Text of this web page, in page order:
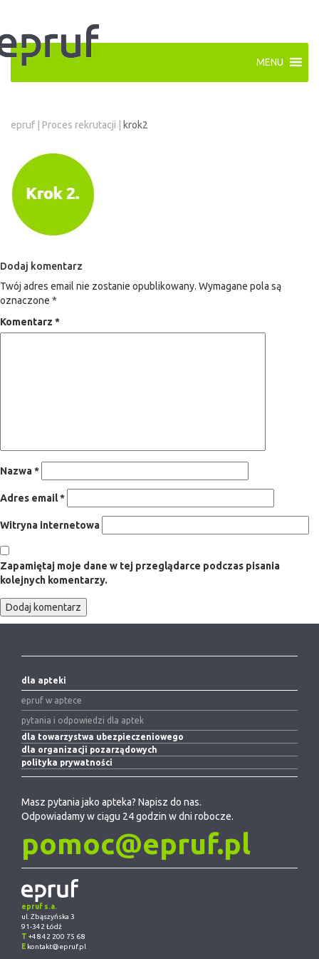
MENU
epruf Proces rekrutacji krok2
Dodaj komentarz
Twój adres email nie zostanie opublikowany. Wymagane pola są
oznaczone *
Komentarz *
Nazwa*
Adres email*
Witryna internetowa
Zapamiętaj moje dane w tej przeglądarce podczas pisania
kolejnych komentarzy.
dla apteki
epruf w aptece
pytania i odpowiedzi dla aptek
dla towarzystwa ubezpieczeniowego
dla organizacji pozarządowych
polityka prywatności
Masz pytania jako apteka? Napisz do nas.
Odpowiadamy w ciągu 24 godzin w dni robocze.
pomoc@epruf.pl
epruf s.a.
ul. Zbąszyńska 3
91-342 Łódź
T +48 42 200 75 68
E kontakt@epruf.pl